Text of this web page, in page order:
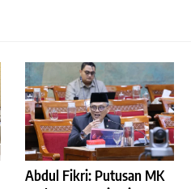
Abdul Fikri: Putusan MK
Polhukam
Uncategorized